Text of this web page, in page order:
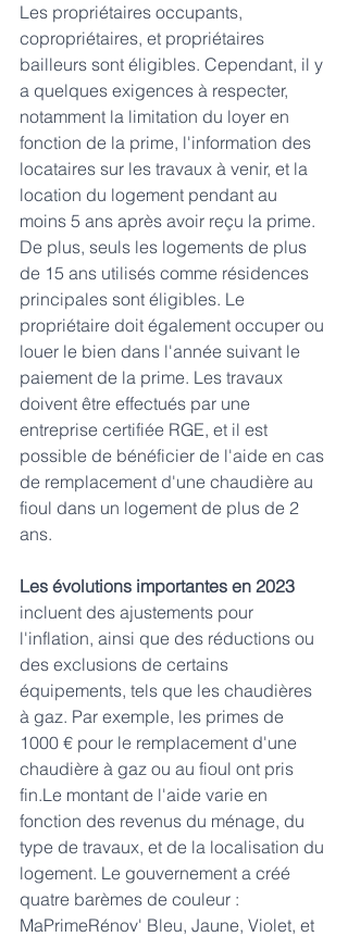
Les propriétaires occupants,
copropriétaires, et propriétaires
bailleurs sont éligibles. Cependant, il y
a quelques exigences à respecter,
notamment la limitation du loyer en
fonction de la prime, l'information des
locataires sur les travaux à venir, et la
location du logement pendant au
moins 5 ans après avoir reçu la prime.
De plus, seuls les logements de plus
de 15 ans utilisés comme résidences
principales sont éligibles. Le
propriétaire doit également occuper ou
louer le bien dans l'année suivant le
paiement de la prime. Les travaux
doivent être effectués par une
entreprise certifiée RGE, et il est
possible de bénéficier de l'aide en cas
de remplacement d'une chaudière au
fioul dans un logement de plus de 2
ans.
Les évolutions importantes en 2023
incluent des ajustements pour
l'inflation, ainsi que des réductions ou
des exclusions de certains
équipements, tels que les chaudières
à gaz. Par exemple, les primes de
1000 € pour le remplacement d'une
chaudière à gaz ou au fioul ont pris
fin.Le montant de l'aide varie en
fonction des revenus du ménage, du
type de travaux, et de la localisation du
logement. Le gouvernement a créé
quatre barèmes de couleur :
MaPrimeRénov' Bleu, Jaune, Violet, et